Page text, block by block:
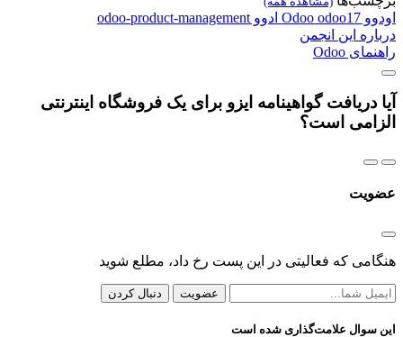
اودوو Odoo odoo17 ادوو odoo-product-management
درباره این انجمن
راهنمای Odoo
آیا دریافت گواهینامه ایزو برای یک فروشگاه اینترنتی
الزامی است؟
عضویت
هنگامی که فعالیتی در این پست رخ داد، مطلع شوید
عضویت دنبال کردن
این سوال علامت‌گذاری شده است